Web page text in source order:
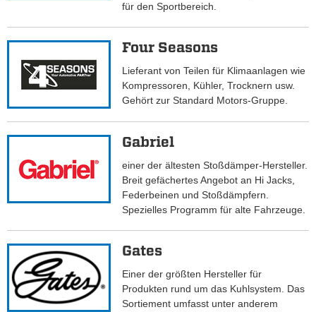
für den Sportbereich.
Four Seasons
Lieferant von Teilen für Klimaanlagen wie
Kompressoren, Kühler, Trocknern usw.
Gehört zur Standard Motors-Gruppe.
Gabriel
einer der ältesten Stoßdämper-Hersteller.
Breit gefächertes Angebot an Hi Jacks,
Federbeinen und Stoßdämpfern.
Spezielles Programm für alte Fahrzeuge.
Gates
Einer der größten Hersteller für
Produkten rund um das Kuhlsystem. Das
Sortiement umfasst unter anderem